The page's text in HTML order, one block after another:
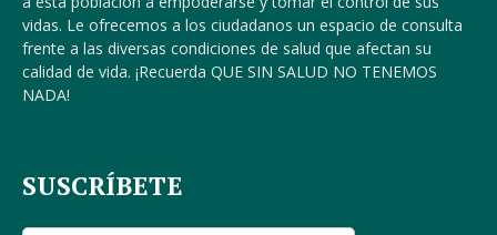
vidas. Le ofrecemos a los ciudadanos un espacio de consulta
frente a las diversas condiciones de salud que afectan su
calidad de vida. ¡Recuerda QUE SIN SALUD NO TENEMOS
NADA!
SUSCRÍBETE